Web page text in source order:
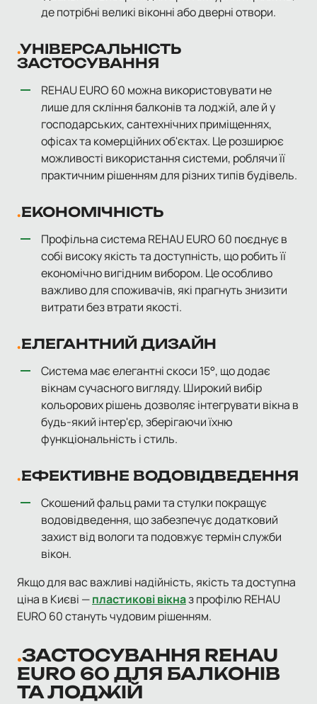
де потрібні великі віконні або дверні отвори.
УНІВЕРСАЛЬНІСТЬ
ЗАСТОСУВАННЯ
REHAU EURO 60 можна використовувати не
лише для скління балконів та лоджій, але й у
господарських, сантехнічних приміщеннях,
офісах та комерційних об'єктах. Це розширює
можливості використання системи, роблячи її
практичним рішенням для різних типів будівель.
ЕКОНОМІЧНІСТЬ
Профільна система REHAU EURO 60 поєднує в
собі високу якість та доступність, що робить її
економічно вигідним вибором. Це особливо
важливо для споживачів, які прагнуть знизити
витрати без втрати якості.
ЕЛЕГАНТНИЙ ДИЗАЙН
Система має елегантні скоси 15°, що додає
вікнам сучасного вигляду. Широкий вибір
кольорових рішень дозволяє інтегрувати вікна в
будь-який інтер'єр, зберігаючи їхню
функціональність і стиль.
ЕФЕКТИВНЕ ВОДОВІДВЕДЕННЯ
Скошений фальц рами та стулки покращує
водовідведення, що забезпечує додатковий
захист від вологи та подовжує термін служби
вікон.
Якщо для вас важливі надійність, якість та доступна
ціна в Києві —пластикові вікназ профілю REHAU
EURO 60 стануть чудовим рішенням.
ЗАСТОСУВАННЯ REHAU
EURO 60 ДЛЯ БАЛКОНІВ
ТА ЛОДЖІЙ